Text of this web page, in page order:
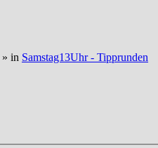
» in Samstag13Uhr - Tipprunden